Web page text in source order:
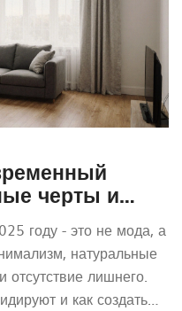
черты и
2025
году - это не мода, а
натуральные
лишнего.
и как создать